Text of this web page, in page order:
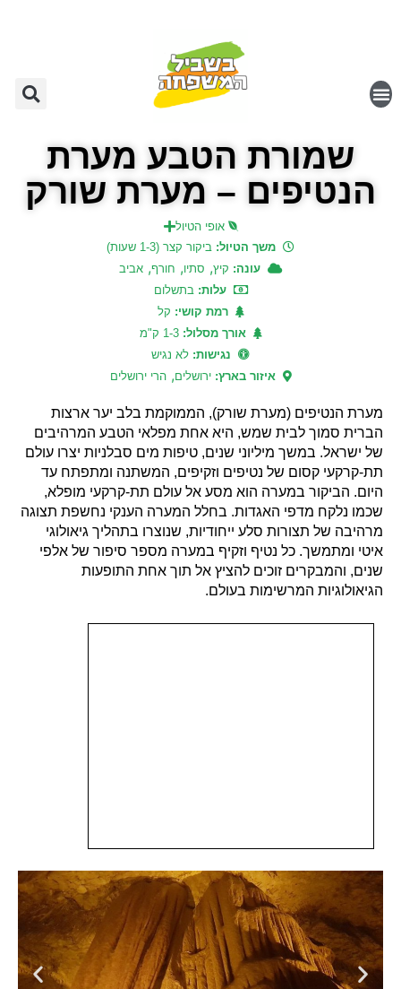
שמורת הטבע מערת
הנטיפים – מערת שורק
אופי הטיול
משך הטיול: ביקור קצר (1-3 שעות)
עונה: קיץ, סתיו, חורף, אביב
עלות:בתשלום
רמת קושי: קל
אורך מסלול:1-3 ק"מ
נגישות: לא נגיש
איזור בארץ:ירושלים, הרי ירושלים
מערת הנטיפים (מערת שורק), הממוקמת בלב יער ארצות
הברית סמוך לבית שמש, היא אחת מפלאי הטבע המרהיבים
של ישראל. במשך מיליוני שנים, טיפות מים סבלניות יצרו עולם
תת-קרקעי קסום של נטיפים וזקיפים, המשתנה ומתפתח עד
היום. הביקור במערה הוא מסע אל עולם תת-קרקעי מופלא,
שכמו נלקח מדפי האגדות. בחלל המערה הענקי נחשפת תצוגה
מרהיבה של תצורות סלע ייחודיות, שנוצרו בתהליך גיאולוגי
איטי ומתמשך. כל נטיף וזקיף במערה מספר סיפור של אלפי
שנים, והמבקרים זוכים להציץ אל תוך אחת התופעות
הגיאולוגיות המרשימות בעולם.